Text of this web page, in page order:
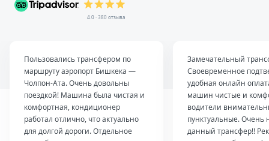
4.0 · 380 отзыва
Пользовались трансфером по
маршруту аэропорт Бишкека —
Чолпон-Ата. Очень довольны
поездкой! Машина была чистая и
комфортная, кондиционер
работал отлично, что актуально
для долгой дороги. Отдельное
Замечательный
Своевременное
удобная онлайн
машин чистые и
водители
пунктуальные. Очень
данный трансфер!!